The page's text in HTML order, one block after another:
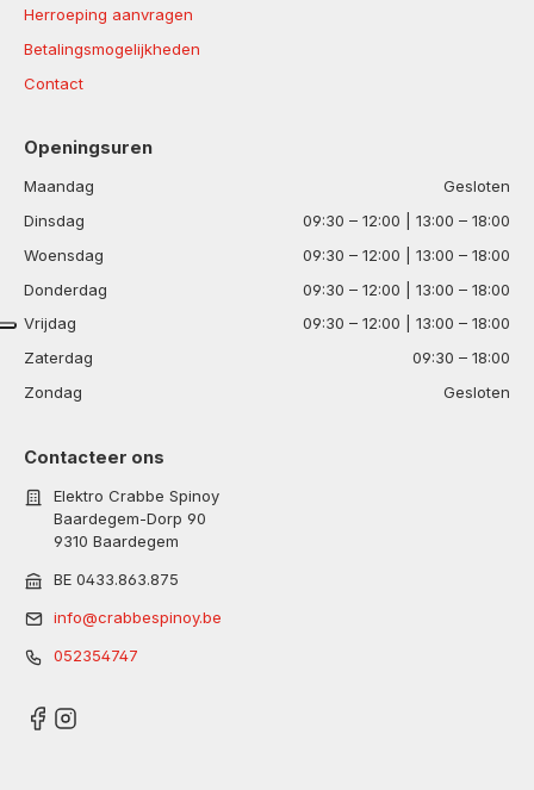
Herroeping aanvragen
Betalingsmogelijkheden
Contact
Openingsuren
Maandag
Gesloten
Dinsdag
09:30 – 12:00 | 13:00 – 18:00
Woensdag
09:30 – 12:00 | 13:00 – 18:00
Donderdag
09:30 – 12:00 | 13:00 – 18:00
Vrijdag
09:30 – 12:00 | 13:00 – 18:00
Zaterdag
09:30 – 18:00
Zondag
Gesloten
Contacteer ons
Elektro Crabbe Spinoy
Baardegem-Dorp 90
9310 Baardegem
BE 0433.863.875
info@crabbespinoy.be
052354747